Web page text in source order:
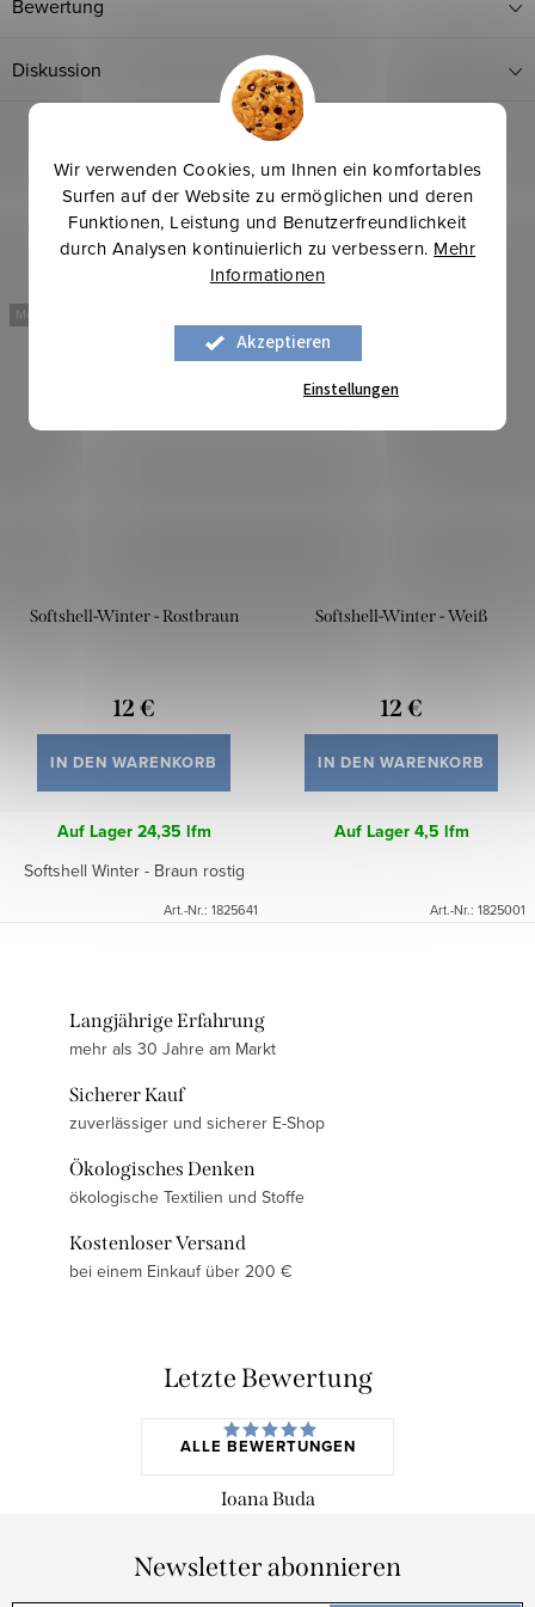
Wir verwenden Cookies, um Ihnen ein komfortables
Surfen auf der Website zu ermöglichen und deren
Funktionen, Leistung und Benutzerfreundlichkeit
durch Analysen kontinuierlich zu verbessern. Mehr
Informationen
Akzeptieren
Einstellungen
Bewertung
Diskussion
Mehr für weniger
Softshell-Winter - Rostbraun
12 €
IN DEN WARENKORB
Auf Lager24,35 lfm
Softshell Winter - Braun rostig
Art.-Nr.: 1825641
Softshell-Winter - Weiß
12 €
IN DEN WARENKORB
Auf Lager4,5 lfm
Art.-Nr.: 1825001
Langjährige Erfahrung
mehr als 30 Jahre am Markt
Sicherer Kauf
zuverlässiger und sicherer E-Shop
Ökologisches Denken
ökologische Textilien und Stoffe
Kostenloser Versand
bei einem Einkauf über 200 €
Letzte Bewertung
ALLE BEWERTUNGEN
Ioana Buda
Newsletter abonnieren